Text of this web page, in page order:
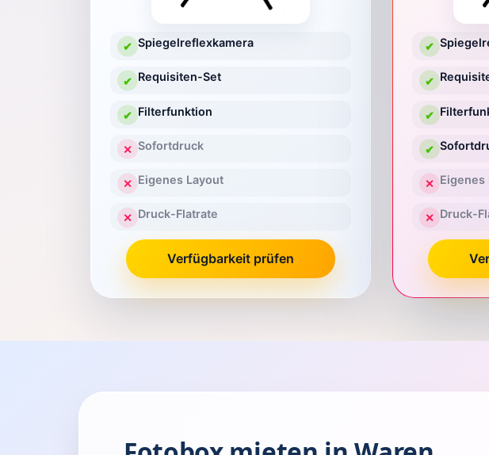
✔ Spiegelreflexkamera
✔ Requisiten-Set
✔ Filterfunktion
✕ Sofortdruck
✕ Eigenes Layout
✕ Druck-Flatrate
Verfügbarkeit prüfen
✔
✔
✔
✔
✕ Eigenes
✕ Druck-